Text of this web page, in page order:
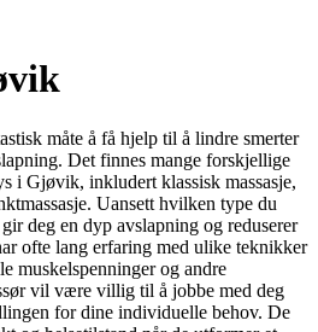
måte å få hjelp til å lindre smerter
Det finnes mange forskjellige
i Gjøvik, inkludert klassisk massasje,
Uansett hvilken type du
deg en dyp avslapning og reduserer
ofte lang erfaring med ulike teknikker
muskelspenninger og andre
vil være villig til å jobbe med deg
for dine individuelle behov. De